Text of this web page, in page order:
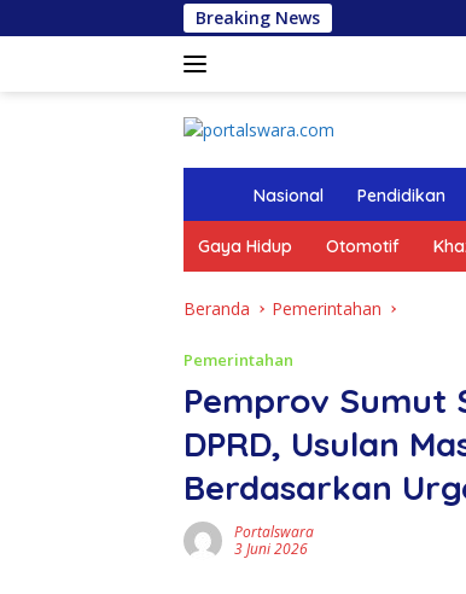
ke
Breaking News
e
Nasional Pendidikan
Gaya Hidup Otomotif
Beranda Pemerintahan
Pemerintahan
Pemprov Sumut
DPRD, Usulan
Berdasarkan
Portalswara
3 Juni 2026